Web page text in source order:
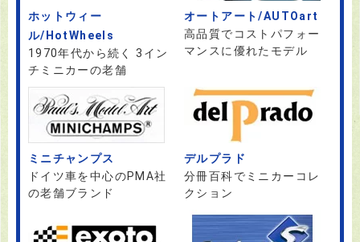
ホットウィー
ル/HotWheels
1970年代から続く 3イン
チミニカーの老舗
オートアート/AUTOart
高品質でコストパフォー
マンスに優れたモデル
ミニチャンプス
ドイツ車を中心のPMA社
の老舗ブランド
デルプラド
分冊百科でミニカーコレ
クション